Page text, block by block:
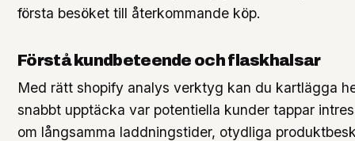
första besöket till återkommande köp.
Förstå kundbeteende och flaskhalsar
Med rätt shopify analys verktyg kan du kartlägga
snabbt upptäcka var potentiella kunder tappar
om långsamma laddningstider, otydliga